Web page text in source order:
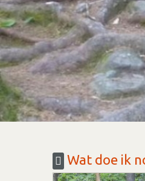
Wat doe ik